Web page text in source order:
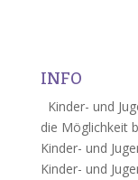
INFO
Kinder- und
die Möglichkeit
Kinder- und
Kinder- und